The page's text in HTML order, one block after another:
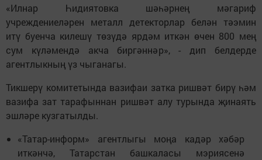
«Илнар Һидиятовка шәһәрнең мәгариф
учреждениеләрен металл детекторлар белән тәэмин
итү буенча килешү төзүдә ярдәм иткән өчен 800 мең
сум күләмендә акча биргәннәр», - дип белдерде
агентлыкның үз чыганагы.
Тикшерү комитетында вазифаи затка ришвәт бирү һәм
вазифа зат тарафыннан ришвәт алу турында җинаять
эшләре кузгатылды.
«Татар-информ» агентлыгы моңа кадәр хәбәр
иткәнчә, Татарстан башкаласы мэриясенә